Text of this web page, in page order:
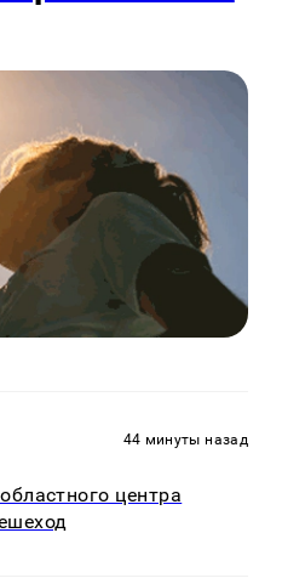
44 минуты назад
центра